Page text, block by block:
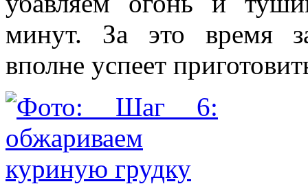
минут. За это время
вполне успеет